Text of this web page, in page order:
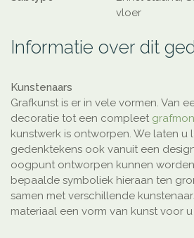
vloer
Informatie over dit
Kunstenaars
Grafkunst is er in vele vormen. Van
decoratie tot een compleet
kunstwerk is ontworpen. We laten u
gedenktekens ook vanuit een
oogpunt ontworpen kunnen
bepaalde symboliek hieraan ten
samen met verschillende
materiaal een vorm van kunst voor